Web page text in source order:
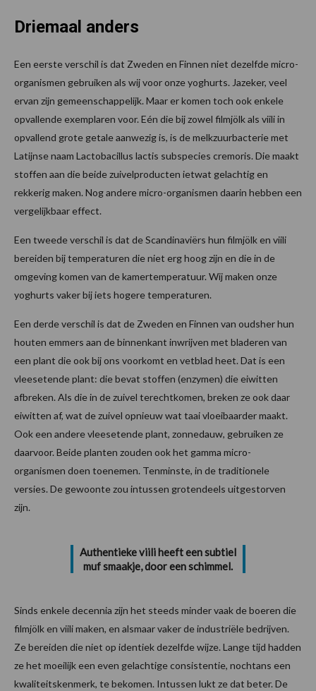
Driemaal anders
Een eerste verschil is dat Zweden en Finnen niet dezelfde micro-
organismen gebruiken als wij voor onze yoghurts. Jazeker, veel
ervan zijn gemeenschappelijk. Maar er komen toch ook enkele
opvallende exemplaren voor. Eén die bij zowel filmjölk als viili in
opvallend grote getale aanwezig is, is de melkzuurbacterie met
Latijnse naam Lactobacillus lactis subspecies cremoris. Die maakt
stoffen aan die beide zuivelproducten ietwat gelachtig en
rekkerig maken. Nog andere micro-organismen daarin hebben een
vergelijkbaar effect.
Een tweede verschil is dat de Scandinaviërs hun filmjölk en viili
bereiden bij temperaturen die niet erg hoog zijn en die in de
omgeving komen van de kamertemperatuur. Wij maken onze
yoghurts vaker bij iets hogere temperaturen.
Een derde verschil is dat de Zweden en Finnen van oudsher hun
houten emmers aan de binnenkant inwrijven met bladeren van
een plant die ook bij ons voorkomt en vetblad heet. Dat is een
vleesetende plant: die bevat stoffen (enzymen) die eiwitten
afbreken. Als die in de zuivel terechtkomen, breken ze ook daar
eiwitten af, wat de zuivel opnieuw wat taai vloeibaarder maakt.
Ook een andere vleesetende plant, zonnedauw, gebruiken ze
daarvoor. Beide planten zouden ook het gamma micro-
organismen doen toenemen. Tenminste, in de traditionele
versies. De gewoonte zou intussen grotendeels uitgestorven
zijn.
Authentieke viili heeft een subtiel
muf smaakje, door een schimmel.
Sinds enkele decennia zijn het steeds minder vaak de boeren die
filmjölk en viili maken, en alsmaar vaker de industriële bedrijven.
Ze bereiden die niet op identiek dezelfde wijze. Lange tijd hadden
ze het moeilijk een even gelachtige consistentie, nochtans een
kwaliteitskenmerk, te bekomen. Intussen lukt ze dat beter. De